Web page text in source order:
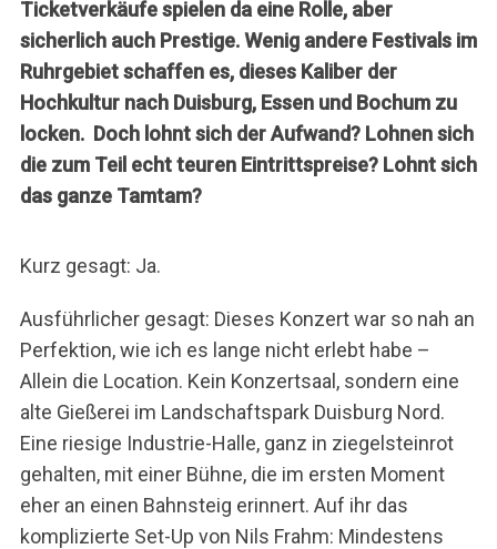
Ticketverkäufe spielen da eine Rolle, aber
sicherlich auch Prestige. Wenig andere Festivals im
Ruhrgebiet schaffen es, dieses Kaliber der
Hochkultur nach Duisburg, Essen und Bochum zu
locken. Doch lohnt sich der Aufwand? Lohnen sich
die zum Teil echt teuren Eintrittspreise? Lohnt sich
das ganze Tamtam?
Kurz gesagt: Ja.
Ausführlicher gesagt: Dieses Konzert war so nah an
Perfektion, wie ich es lange nicht erlebt habe –
Allein die Location. Kein Konzertsaal, sondern eine
alte Gießerei im Landschaftspark Duisburg Nord.
Eine riesige Industrie-Halle, ganz in ziegelsteinrot
gehalten, mit einer Bühne, die im ersten Moment
eher an einen Bahnsteig erinnert. Auf ihr das
komplizierte Set-Up von Nils Frahm: Mindestens